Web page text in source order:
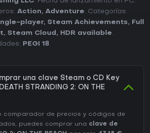
Action, Adventure. Categorías:
player, Steam Achievements,
Full
, Steam Cloud , HDR available.
PEGI 18.
una clave Steam o CD Key
STRANDING 2: ON THE
comparador de precios y códigos de
puedes comprar una clave de